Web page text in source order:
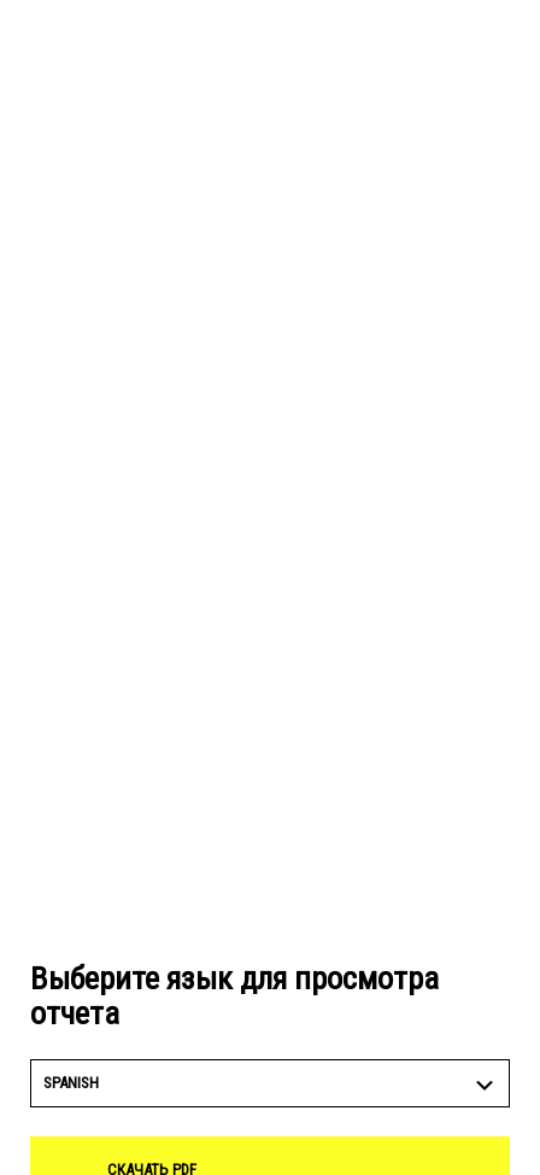
Выберите язык для просмотра
отчета
SPANISH
СКАЧАТЬ PDF